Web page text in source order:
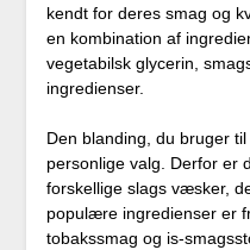
kendt for deres smag og
en kombination af
vegetabilsk glycerin,
ingredienser.
Den blanding, du bruger
personlige valg. Derfor er
forskellige slags væsker,
populære ingredienser er
tobakssmag og is-